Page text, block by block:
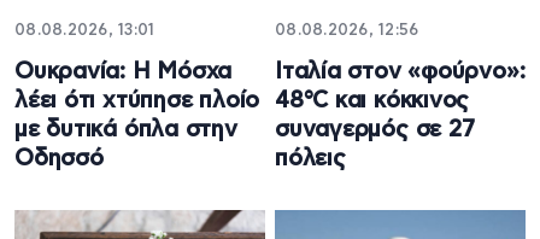
08.08.2026, 13:01
Ουκρανία: Η Μόσχα
λέει ότι χτύπησε πλοίο
με δυτικά όπλα στην
Οδησσό
08.08.2026, 12:56
Ιταλία στον «φούρνο»:
48°C και κόκκινος
συναγερμός σε 27
πόλεις